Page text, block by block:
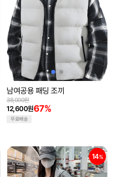
남여공용 패딩 조끼
12,600원67%
38,000원
무료배송
14%